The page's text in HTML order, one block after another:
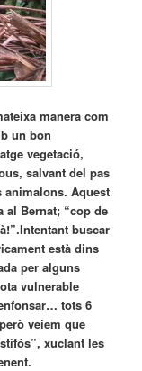
manera com
un bon
vegetació,
salvant del pas
animalons. Aquest
al Bernat; “cop de
buscar
està dins
per alguns
vulnerable
tots 6
veiem que
xuclant les